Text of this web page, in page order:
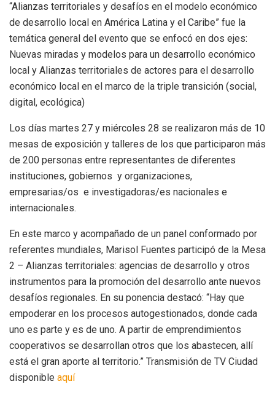
“Alianzas territoriales y desafíos en el modelo económico
de desarrollo local en América Latina y el Caribe” fue la
temática general del evento que se enfocó en dos ejes:
Nuevas miradas y modelos para un desarrollo económico
local y Alianzas territoriales de actores para el desarrollo
económico local en el marco de la triple transición (social,
digital, ecológica)
Los días martes 27 y miércoles 28 se realizaron más de 10
mesas de exposición y talleres de los que participaron más
de 200 personas entre representantes de diferentes
instituciones, gobiernos y organizaciones,
empresarias/os e investigadoras/es nacionales e
internacionales.
En este marco y acompañado de un panel conformado por
referentes mundiales, Marisol Fuentes participó de la Mesa
2 – Alianzas territoriales: agencias de desarrollo y otros
instrumentos para la promoción del desarrollo ante nuevos
desafíos regionales. En su ponencia destacó: “Hay que
empoderar en los procesos autogestionados, donde cada
uno es parte y es de uno. A partir de emprendimientos
cooperativos se desarrollan otros que los abastecen, allí
está el gran aporte al territorio.” Transmisión de TV Ciudad
disponible aquí